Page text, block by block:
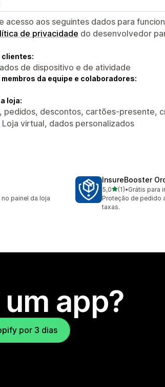
acesso aos seguintes dados para
de privacidade do desenvolvedor
clientes:
de dispositivo e de atividade
da equipe e colaboradores:
loja:
pedidos, descontos, cartões-presente,
virtual, dados personalizados
painel da loja
InsureBooster
5,0de 5 estrelas
(1)
1 avaliações ao todo
•Grátis para
Proteção de pedido
taxas.
app?
por 3 dias